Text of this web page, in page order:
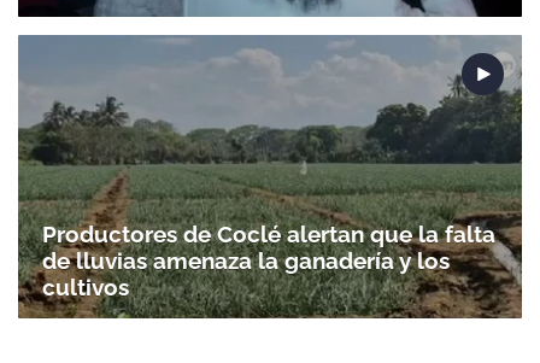
Productores de Coclé alertan que la falta
de lluvias amenaza la ganadería y los
cultivos